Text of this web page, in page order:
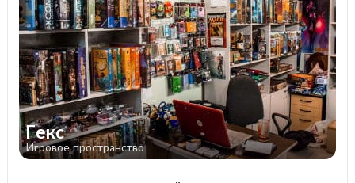
Гекс
Игровое пространство